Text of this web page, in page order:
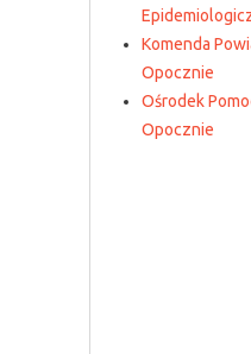
Komenda
Opocznie
Ośrodek
Opocznie